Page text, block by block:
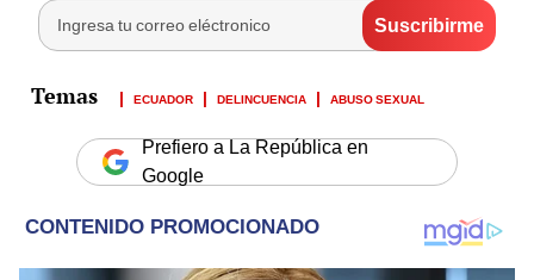
ECUADOR DELINCUENCIA ABUSO SEXUAL
Prefiero a La República en
Google